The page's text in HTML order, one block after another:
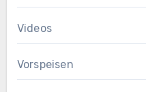
Videos
Vorspeisen